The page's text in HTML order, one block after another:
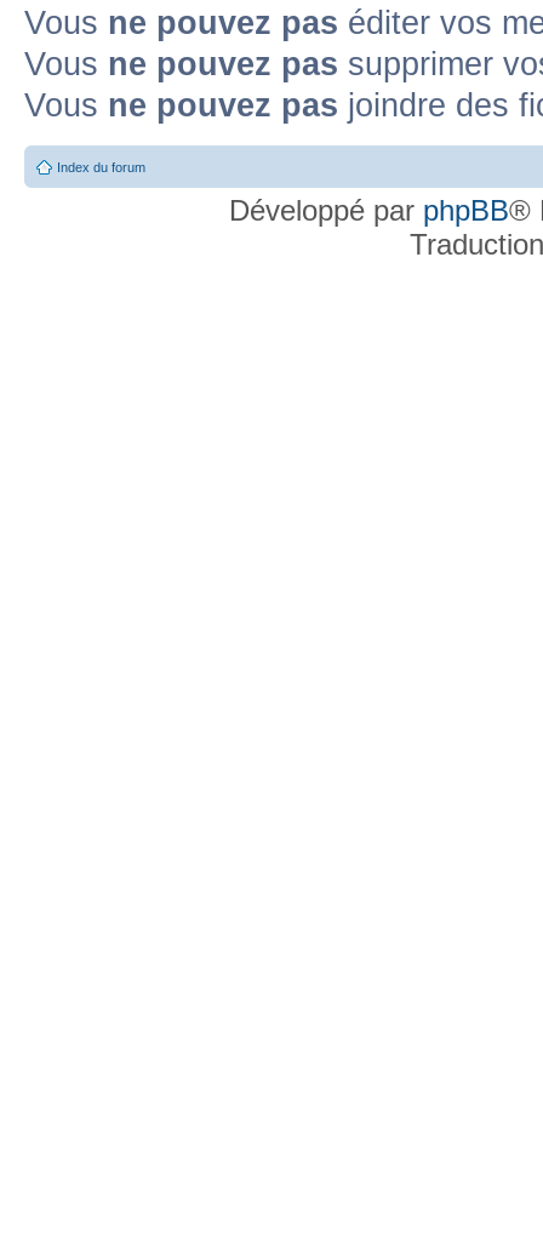
Vous ne pouvez pas éditer vos
Vous ne pouvez pas supprimer
Vous ne pouvez pas joindre des
Index du forum
Développé par phpBB®